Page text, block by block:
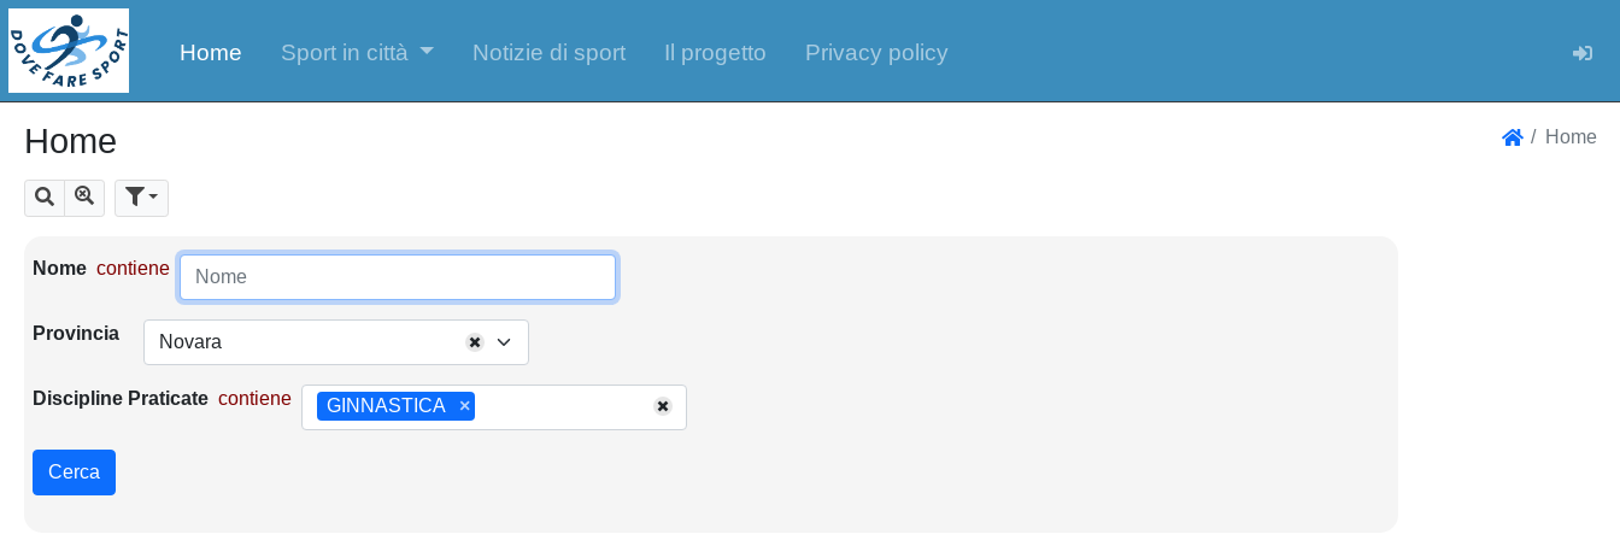
Home Sport in città Notizie di sport Il progetto Privacy policy
Home Home
Cerca Mostra tutti i risultati
Parametri di ricerca
Nome contiene
Provincia Novara
Discipline Praticate contiene ×
GINNASTICA
Cerca